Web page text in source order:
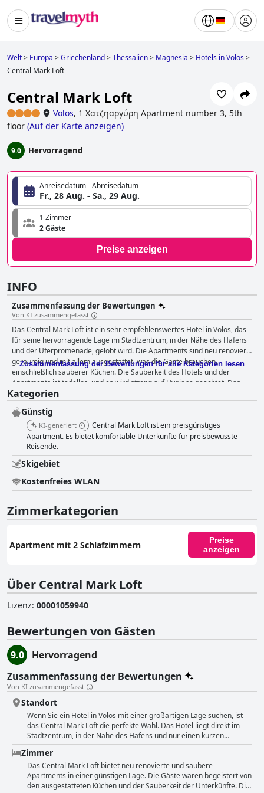
Welt> Europa >Griechenland>Thessalien> Magnesia > Hotels in Volos>
Central Mark Loft
Central Mark Loft
Volos, 1 Χατζηαργύρη Apartment number 3, 5th
floor (Auf der Karte anzeigen)
9.0 Hervorragend
Anreisedatum - Abreisedatum
Fr., 28 Aug. - Sa., 29 Aug.
1 Zimmer
2 Gäste
Preise anzeigen
INFO
Zusammenfassung der Bewertungen
Von KI zusammengefasst
Das Central Mark Loft ist ein sehr empfehlenswertes Hotel in Volos, das
für seine hervorragende Lage im Stadtzentrum, in der Nähe des Hafens
und der Uferpromenade, gelobt wird. Die Apartments sind neu renoviert,
geräumig und mit allem ausgestattet, was die Gäste brauchen,
einschließlich sauberer Küchen. Die Sauberkeit des Hotels und der
Apartments ist tadellos, und es wird streng auf Hygiene geachtet. Das
Personal, insbesondere der Eigentümer Mark, ist freundlich, hilfsbereit
und ein hervorragender Kommunikator, der den Gästen einen
hervorragenden Service bietet. Die Betten werden immer wieder für
ihren Komfort hervorgehoben, mit neuen und bequemen Matratzen und
stilvollem Dekor. Trotz einiger negativer Kommentare bezüglich des
Lärms genossen die meisten Gäste eine erholsame Nachtruhe.
Insgesamt ist das Central Mark Loft eine gute Wahl für alle, die eine
zentral gelegene, saubere und komfortable Wohnung mit
ausgezeichnetem Service suchen.
Zusammenfassung der Bewertungen für alle Kategorien lesen
Kategorien
Günstig
KI-generiert
Central Mark Loft ist ein preisgünstiges
Apartment. Es bietet komfortable Unterkünfte für preisbewusste
Reisende.
Skigebiet
Kostenfreies WLAN
Zimmerkategorien
Apartment mit 2 Schlafzimmern
Preise
anzeigen
Über Central Mark Loft
Lizenz: 00001059940
Bewertungen von Gästen
9.0
Hervorragend
Zusammenfassung der Bewertungen
Von KI zusammengefasst
Standort
Wenn Sie ein Hotel in Volos mit einer großartigen Lage suchen, ist
das Central Mark Loft die perfekte Wahl. Das Hotel liegt direkt im
Stadtzentrum, in der Nähe des Hafens und nur einen kurzen
Spaziergang von der Uferpromenade entfernt. Die Bequemlichkeit
dieser Lage ist unbestreitbar und die Gäste schwärmen davon, wie
praktisch und unglaublich bequem sie ist. Vom Balkon aus haben Sie
einen tollen Blick auf die Stadt und das Meer. Die zentrale Lage
bedeutet auch, dass alles, was Sie brauchen, leicht zu erreichen ist,
Zimmer
Das Central Mark Loft bietet neu renovierte und saubere
Apartments in einer günstigen Lage. Die Gäste waren begeistert von
den ausgestatteten Küchen und der Sauberkeit der Unterkünfte. Die